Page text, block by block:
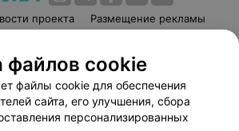
проекта
Размещение рекламы
соглашение
Способы оплаты
Вакансии
Партнеры
руководителю 103.by
файлов cookie
файлы cookie для обеспечения
сайта, его улучшения, сбора
персонализированных